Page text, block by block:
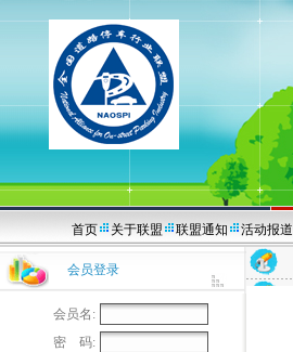
首页 关于联盟 联盟通知 活动报道
会员登录
会员名:
密 码: